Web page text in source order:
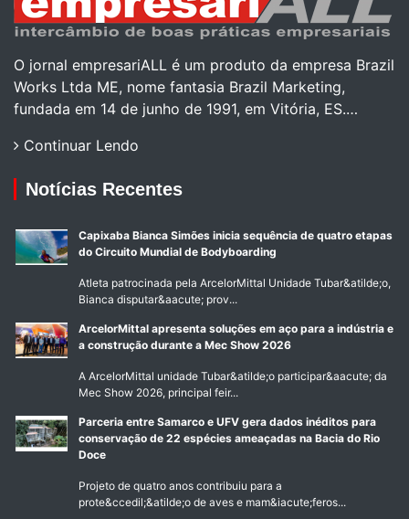
O jornal empresariALL é um produto da empresa Brazil
Works Ltda ME, nome fantasia Brazil Marketing,
fundada em 14 de junho de 1991, em Vitória, ES.…
Continuar Lendo
Notícias Recentes
Capixaba Bianca Simões inicia sequência de quatro etapas
do Circuito Mundial de Bodyboarding
Atleta patrocinada pela ArcelorMittal Unidade Tubar&atilde;o,
Bianca disputar&aacute; prov...
ArcelorMittal apresenta soluções em aço para a indústria e
a construção durante a Mec Show 2026
A ArcelorMittal unidade Tubar&atilde;o participar&aacute; da
Mec Show 2026, principal feir...
Parceria entre Samarco e UFV gera dados inéditos para
conservação de 22 espécies ameaçadas na Bacia do Rio
Doce
Projeto de quatro anos contribuiu para a
prote&ccedil;&atilde;o de aves e mam&iacute;feros...